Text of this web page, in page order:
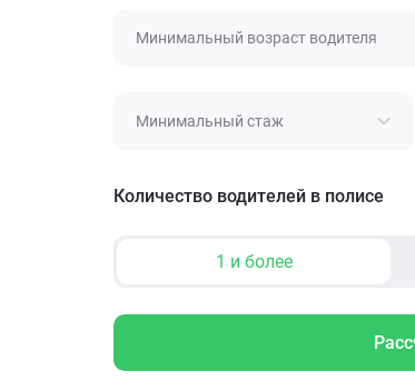
Минимальный возраст водителя
Минимальный стаж
Количество водителей в полисе
1 и более